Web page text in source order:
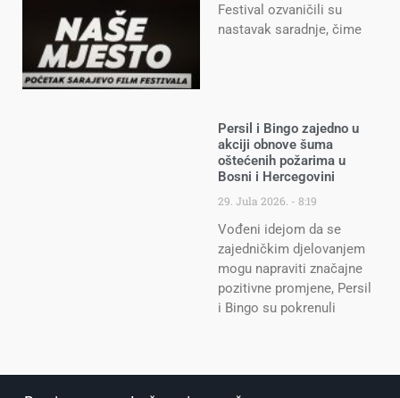
Festival ozvaničili su
nastavak saradnje, čime
Persil i Bingo zajedno u
akciji obnove šuma
oštećenih požarima u
Bosni i Hercegovini
29. Jula 2026. 8:19
Vođeni idejom da se
zajedničkim djelovanjem
mogu napraviti značajne
pozitivne promjene, Persil
i Bingo su pokrenuli